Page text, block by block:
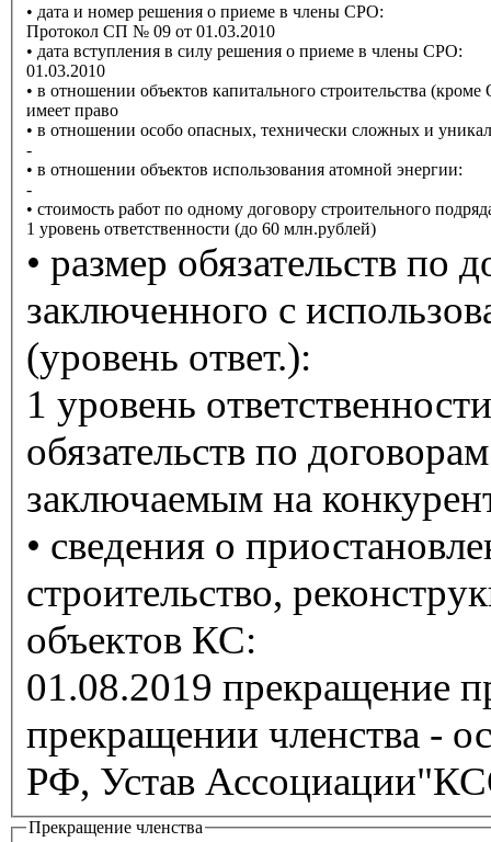
• дата и номер решения о приеме в члены СРО:
Протокол СП № 09 от 01.03.2010
• дата вступления в силу решения о приеме в члены СРО:
01.03.2010
• в отношении объектов капитального строительства
имеет право
• в отношении особо опасных, технически сложных и
-
• в отношении объектов использования атомной энергии:
-
• стоимость работ по одному договору строительного
1 уровень ответственности (до 60 млн.рублей)
• размер обязательств по
заключенного с
(уровень ответ.):
1 уровень
обязательств по
заключаемым на
• сведения о
строительство,
объектов КС:
01.08.2019 прекращение
прекращении членства -
РФ, Устав
Прекращение членства